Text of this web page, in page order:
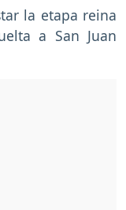
la etapa reina
a San Juan